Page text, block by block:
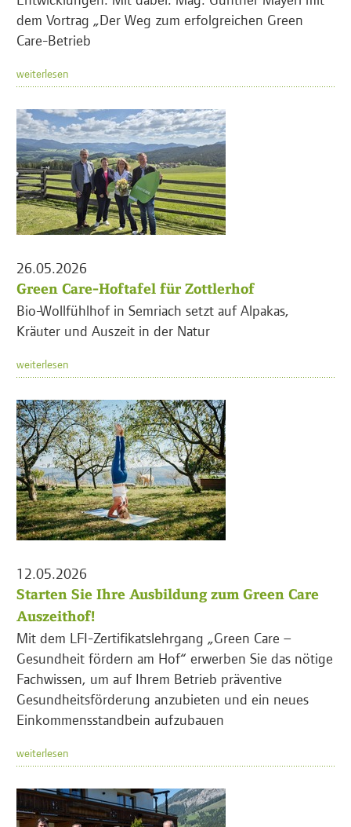
dem Vortrag „Der Weg zum erfolgreichen Green
Care-Betrieb
weiterlesen
26.05.2026
Green Care-Hoftafel für Zottlerhof
Bio-Wollfühlhof in Semriach setzt auf Alpakas,
Kräuter und Auszeit in der Natur
weiterlesen
12.05.2026
Starten Sie Ihre Ausbildung zum Green Care
Auszeithof!
Mit dem LFI-Zertifikatslehrgang „Green Care –
Gesundheit fördern am Hof“ erwerben Sie das nötige
Fachwissen, um auf Ihrem Betrieb präventive
Gesundheitsförderung anzubieten und ein neues
Einkommensstandbein aufzubauen
weiterlesen